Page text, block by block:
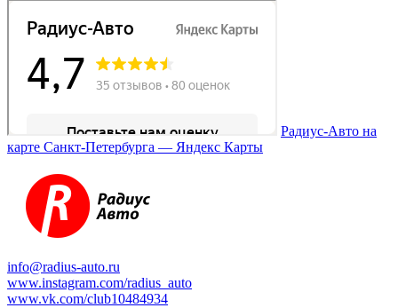
Радиус-Авто на
карте Санкт‑Петербурга — Яндекс Карты
info@radius-auto.ru
www.instagram.com/radius_auto
www.vk.com/club10484934